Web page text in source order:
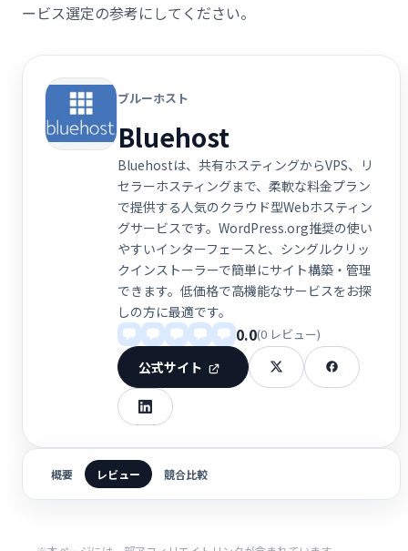
ービス選定の参考にしてください。
ブルーホスト
Bluehost
Bluehostは、共有ホスティングからVPS、リ
セラーホスティングまで、柔軟な料金プラン
で提供する人気のクラウド型Webホスティン
グサービスです。WordPress.org推奨の使い
やすいインターフェースと、シングルクリッ
クインストーラーで簡単にサイト構築・管理
できます。低価格で高機能なサービスをお探
しの方に最適です。
0.0(0 レビュー)
公式サイト
概要 レビュー 競合比較